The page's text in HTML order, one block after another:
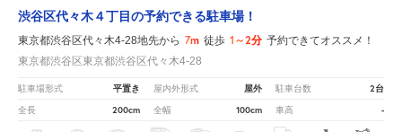
渋谷区代々木４丁目の予約できる駐車場！
東京都渋谷区代々木4-28地先から 7m 徒歩 1～2分 予約できてオススメ！
東京都渋谷区東京都渋谷区代々木4-28
駐車場形式 平置き 屋内外形式 屋外 駐車台数 2台
全長 200cm 全幅 100cm 車高 -